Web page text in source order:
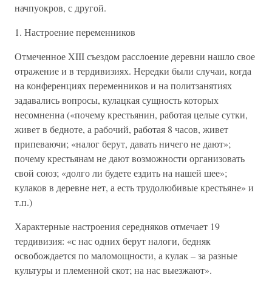
начпуокров, с другой.
1. Настроение переменников
Отмеченное XIII съездом расслоение деревни нашло свое
отражение и в тердивизиях. Нередки были случаи, когда
на конференциях переменников и на политзанятиях
задавались вопросы, кулацкая сущность которых
несомненна («почему крестьянин, работая целые сутки,
живет в бедноте, а рабочий, работая 8 часов, живет
припеваючи; «налог берут, давать ничего не дают»;
почему крестьянам не дают возможности организовать
свой союз; «долго ли будете ездить на нашей шее»;
кулаков в деревне нет, а есть трудолюбивые крестьяне» и
т.п.)
Характерные настроения середняков отмечает 19
тердивизия: «с нас одних берут налоги, бедняк
освобождается по маломощности, а кулак – за разные
культуры и племенной скот; на нас выезжают».